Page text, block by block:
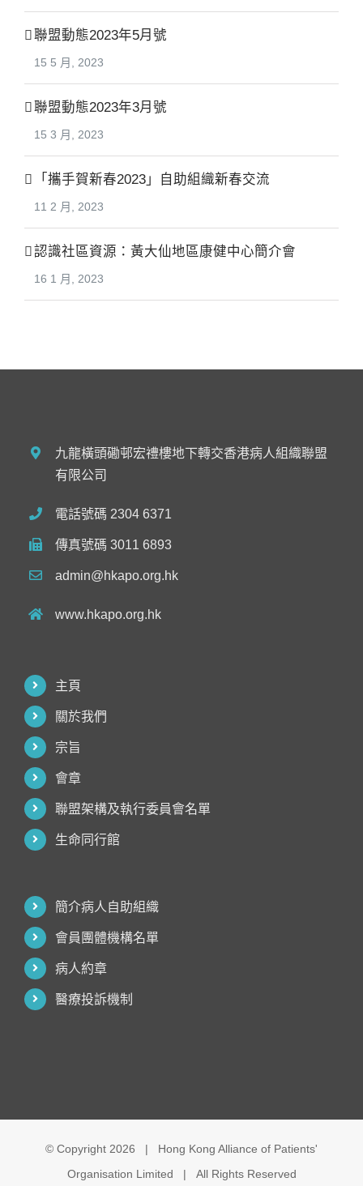
聯盟動態2023年5月號
15 5 月, 2023
聯盟動態2023年3月號
15 3 月, 2023
「攜手賀新春2023」自助組織新春交流
11 2 月, 2023
認識社區資源：黃大仙地區康健中心簡介會
16 1 月, 2023
九龍橫頭磡邨宏禮樓地下轉交香港病人組織聯盟
有限公司
電話號碼 2304 6371
傳真號碼 3011 6893
admin@hkapo.org.hk
www.hkapo.org.hk
主頁
關於我們
宗旨
會章
聯盟架構及執行委員會名單
生命同行館
簡介病人自助組織
會員團體機構名單
病人約章
醫療投訴機制
© Copyright 2026 | Hong Kong Alliance of Patients'
Organisation Limited | All Rights Reserved